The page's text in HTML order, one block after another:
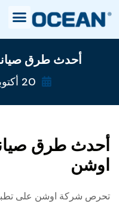
أحدث طرق
20 أكتوبر 2023
أحدث طرق
اوشن
تحرص شركة اوشن على